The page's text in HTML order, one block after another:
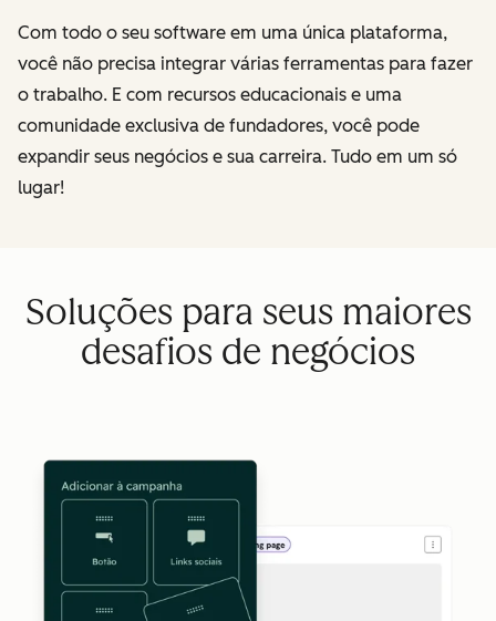
Com todo o seu software em uma única plataforma,
você não precisa integrar várias ferramentas para fazer
o trabalho. E com recursos educacionais e uma
comunidade exclusiva de fundadores, você pode
expandir seus negócios e sua carreira. Tudo em um só
lugar!
Soluções para seus maiores
desafios de negócios